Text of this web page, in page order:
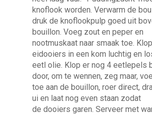
knoflook worden. Verwarm de
druk de knoflookpulp goed uit
bouillon. Voeg zout en peper en
nootmuskaat naar smaak toe.
eidooiers in een kom luchtig en
eetl olie. Klop er nog 4 eetlepels
door, om te wennen, zeg maar,
toe aan de bouillon, roer direct,
ui en laat nog even staan zodat
de dooiers garen. Serveer met